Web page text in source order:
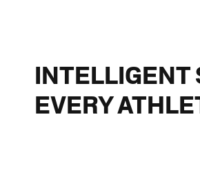
INTELLIGENT
EVERY